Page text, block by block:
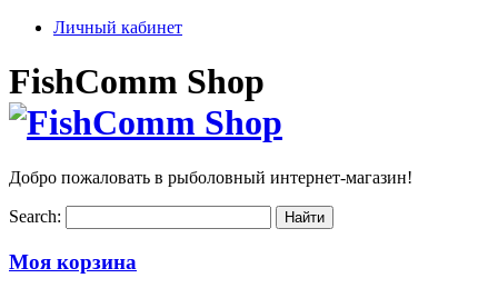
Личный кабинет
FishComm Shop
Добро пожаловать в рыболовный интернет-магазин!
Search:
Моя корзина